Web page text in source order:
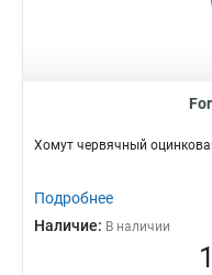
Хомут червячный
Подробнее
Наличие: В наличии